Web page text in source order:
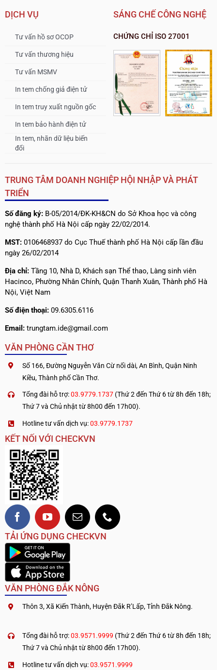
DỊCH VỤ
Tư vấn hồ sơ OCOP
Tư vấn thương hiệu
Tư vấn MSMV
In tem chống giả điện tử
In tem truy xuất nguồn gốc
In tem bảo hành điện tử
In tem, nhãn dữ liệu biến
đổi
SÁNG CHẾ CÔNG NGHỆ
CHỨNG CHỈ ISO 27001
TRUNG TÂM DOANH NGHIỆP HỘI NHẬP VÀ PHÁT
TRIỂN
Số đăng ký: B-05/2014/ĐK-KH&CN do Sở Khoa học và công
nghệ thành phố Hà Nội cấp ngày 22/02/2014.
MST: 0106468937 do Cục Thuế thành phố Hà Nội cấp lần đầu
ngày 26/02/2014
Địa chỉ: Tầng 10, Nhà D, Khách sạn Thể thao, Làng sinh viên
Hacinco, Phường Nhân Chính, Quận Thanh Xuân, Thành phố Hà
Nội, Việt Nam
Số điện thoại: 09.6305.6116
Email: trungtam.ide@gmail.com
VĂN PHÒNG CẦN THƠ
Số 166, Đường Nguyễn Văn Cừ nối dài, An Bình, Quận Ninh
Kiều, Thành phố Cần Thơ.
Tổng đài hỗ trợ:03.9779.1737 (Thứ 2 đến Thứ 6 từ 8h đến 18h;
Thứ 7 và Chủ nhật từ 8h00 đến 17h00).
Hotline tư vấn dịch vụ:03.9779.1737
KẾT NỐI VỚI CHECKVN
TẢI ỨNG DỤNG CHECKVN
VĂN PHÒNG ĐẮK NÔNG
Thôn 3, Xã Kiến Thành, Huyện Đắk R’Lấp, Tỉnh Đắk Nông.
Tổng đài hỗ trợ:03.9571.9999 (Thứ 2 đến Thứ 6 từ 8h đến 18h;
Thứ 7 và Chủ nhật từ 8h00 đến 17h00).
Hotline tư vấn dịch vụ:03.9571.9999